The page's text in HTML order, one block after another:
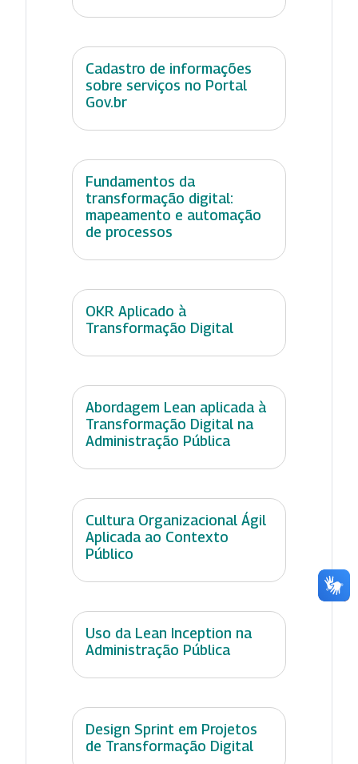
Cadastro de informações
sobre serviços no Portal
Gov.br
Fundamentos da
transformação digital:
mapeamento e automação
de processos
OKR Aplicado à
Transformação Digital
Abordagem Lean aplicada à
Transformação Digital na
Administração Pública
Cultura Organizacional Ágil
Aplicada ao Contexto
Público
Uso da Lean Inception na
Administração Pública
Design Sprint em Projetos
de Transformação Digital